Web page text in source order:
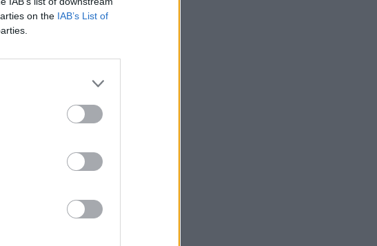
on the IAB’s List of